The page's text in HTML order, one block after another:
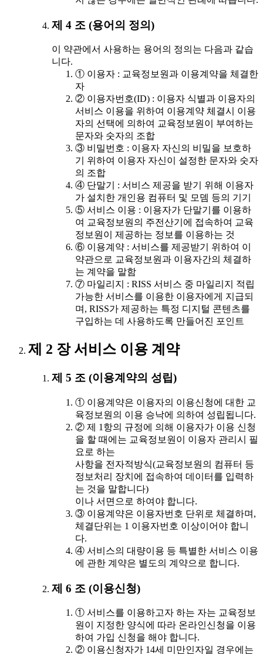
제 4 조 (용어의 정의)
이 약관에서 사용하는 용어의 정의는 다음과 같습
니다.
① 이용자 : 교육정보원과 이용계약을 체결한
자
② 이용자번호(ID) : 이용자 식별과 이용자의
서비스 이용을 위하여 이용계약 체결시 이용
자의 선택에 의하여 교육정보원이 부여하는
문자와 숫자의 조합
③ 비밀번호 : 이용자 자신의 비밀을 보호하
기 위하여 이용자 자신이 설정한 문자와 숫자
의 조합
④ 단말기 : 서비스 제공을 받기 위해 이용자
가 설치한 개인용 컴퓨터 및 모뎀 등의 기기
⑤ 서비스 이용 : 이용자가 단말기를 이용하
여 교육정보원의 주전산기에 접속하여 교육
정보원이 제공하는 정보를 이용하는 것
⑥ 이용계약 : 서비스를 제공받기 위하여 이
약관으로 교육정보원과 이용자간의 체결하
는 계약을 말함
⑦ 마일리지 : RISS 서비스 중 마일리지 적립
가능한 서비스를 이용한 이용자에게 지급되
며, RISS가 제공하는 특정 디지털 콘텐츠를
구입하는 데 사용하도록 만들어진 포인트
제 2 장 서비스 이용 계약
제 5 조 (이용계약의 성립)
① 이용계약은 이용자의 이용신청에 대한 교
육정보원의 이용 승낙에 의하여 성립됩니다.
② 제 1항의 규정에 의해 이용자가 이용 신청
을 할 때에는 교육정보원이 이용자 관리시 필
요로 하는
사항을 전자적방식(교육정보원의 컴퓨터 등
정보처리 장치에 접속하여 데이터를 입력하
는 것을 말합니다)
이나 서면으로 하여야 합니다.
③ 이용계약은 이용자번호 단위로 체결하며,
체결단위는 1 이용자번호 이상이어야 합니
다.
④ 서비스의 대량이용 등 특별한 서비스 이용
에 관한 계약은 별도의 계약으로 합니다.
제 6 조 (이용신청)
① 서비스를 이용하고자 하는 자는 교육정보
원이 지정한 양식에 따라 온라인신청을 이용
하여 가입 신청을 해야 합니다.
② 이용신청자가 14세 미만인자일 경우에는